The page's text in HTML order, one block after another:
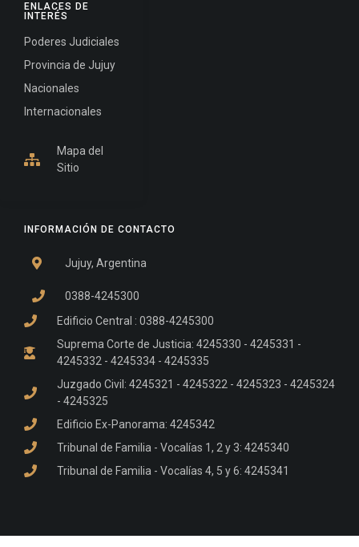
INFORMACIÓN DE CONTACTO
Jujuy, Argentina
0388-4245300
Edificio Central : 0388-4245300
Suprema Corte de Justicia: 4245330 - 4245331 -
4245332 - 4245334 - 4245335
Juzgado Civil: 4245321 - 4245322 - 4245323 - 4245324
- 4245325
Edificio Ex-Panorama: 4245342
Tribunal de Familia - Vocalías 1, 2 y 3: 4245340
Tribunal de Familia - Vocalías 4, 5 y 6: 4245341
ENLACES DE
INTERÉS
Poderes Judiciales
Provincia de Jujuy
Nacionales
Internacionales
Mapa del
Sitio